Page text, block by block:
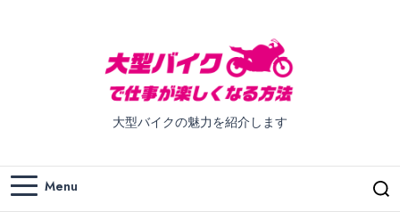
大型バイクの魅力を紹介します
Menu